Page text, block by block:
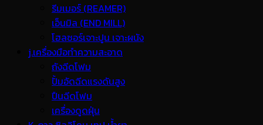
รีมเมอร์ (REAMER)
เอ็นมิล (END MILL)
โฮลซอร์เจาะปูน เจาะผนัง
j.เครื่องมือทำความสะอาด
ถังฉีดโฟม
ปั้มอัดฉีดแรงดันสูง
ปืนฉีดโฟม
เครื่องดูดฝุ่น